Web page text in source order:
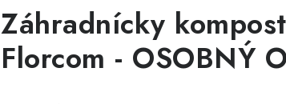
Záhradnícky kompost
Florcom - OSOBNÝ